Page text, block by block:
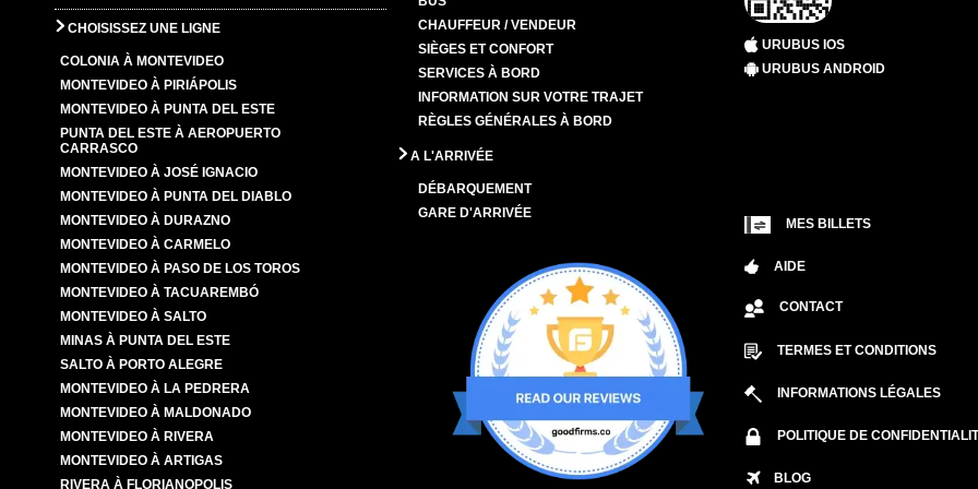
CHOISISSEZ UNE LIGNE
COLONIA À MONTEVIDEO
MONTEVIDEO À PIRIÁPOLIS
MONTEVIDEO À PUNTA DEL ESTE
PUNTA DEL ESTE À AEROPUERTO
CARRASCO
MONTEVIDEO À JOSÉ IGNACIO
MONTEVIDEO À PUNTA DEL DIABLO
MONTEVIDEO À DURAZNO
MONTEVIDEO À CARMELO
MONTEVIDEO À PASO DE LOS TOROS
MONTEVIDEO À TACUAREMBÓ
MONTEVIDEO À SALTO
MINAS À PUNTA DEL ESTE
SALTO À PORTO ALEGRE
MONTEVIDEO À LA PEDRERA
MONTEVIDEO À MALDONADO
MONTEVIDEO À RIVERA
MONTEVIDEO À ARTIGAS
RIVERA À FLORIANOPOLIS
CHAUFFEUR / VENDEUR
SIÈGES ET CONFORT
SERVICES À BORD
INFORMATION SUR VOTRE TRAJET
RÈGLES GÉNÉRALES À BORD
A L'ARRIVÉE
DÉBARQUEMENT
GARE D'ARRIVÉE
URUBUS IOS
URUBUS ANDROID
MES BILLETS
AIDE
CONTACT
TERMES ET CONDITIONS
INFORMATIONS LÉGALES
POLITIQUE DE
BLOG